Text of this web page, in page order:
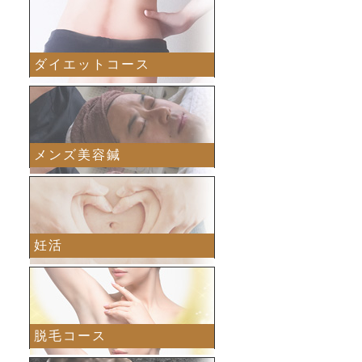
ダイエットコース
メンズ美容鍼
妊活
脱毛コース